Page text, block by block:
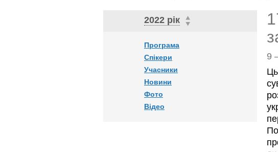
2022 рік
Програма
Спікери
Учасники
Новини
Фото
Відео
9